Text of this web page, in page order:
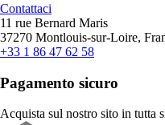
Contattaci
11 rue Bernard Maris
37270 Montlouis-sur-Loire,
+33 1 86 47 62 58
Pagamento sicuro
Acquista sul nostro sito in tutta